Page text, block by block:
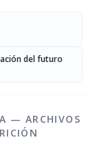
del futuro
— ARCHIVOS